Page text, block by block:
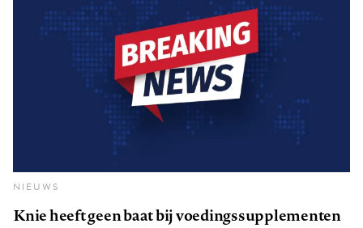
NIEUWS
Knie heeft geen baat bij voedingssupplementen